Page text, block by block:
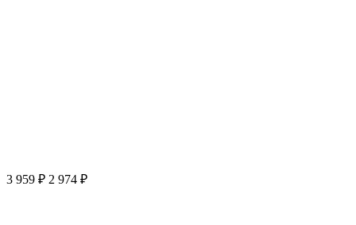
3 959 ₽ 2 974 ₽